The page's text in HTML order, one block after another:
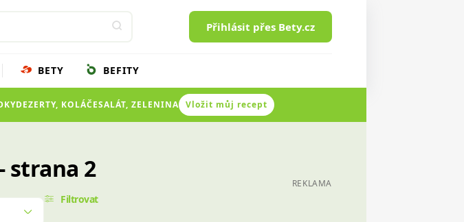
Přihlásit přes Bety.cz
BETY BEFITY
DEZERTY, KOLÁČESALÁT, ZELENINA Vložit můj recept
strana 2
Filtrovat
REKLAMA